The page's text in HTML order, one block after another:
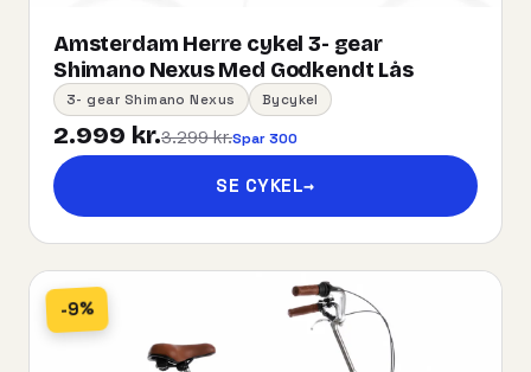
Amsterdam Herre cykel 3- gear
Shimano Nexus Med Godkendt Lås
3- gear Shimano Nexus Bycykel
2.999 kr.3.299 kr.Spar 300
SE CYKEL→
-9%